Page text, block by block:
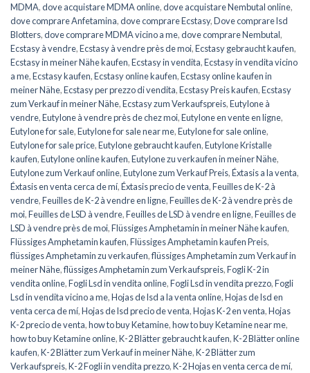
MDMA,dove acquistare MDMA online,dove acquistare Nembutal online,
dove comprare Anfetamina,dove comprare Ecstasy,Dove comprare lsd
Blotters,dove comprare MDMA vicino a me,dove comprare Nembutal,
Ecstasy à vendre,Ecstasy à vendre près de moi,Ecstasy gebraucht kaufen,
Ecstasy in meiner Nähe kaufen,Ecstasy in vendita,Ecstasy in vendita vicino
a me,Ecstasy kaufen,Ecstasy online kaufen,Ecstasy online kaufen in
meiner Nähe,Ecstasy per prezzo di vendita,Ecstasy Preis kaufen,Ecstasy
zum Verkauf in meiner Nähe,Ecstasy zum Verkaufspreis,Eutylone à
vendre,Eutylone à vendre près de chez moi,Eutylone en vente en ligne,
Eutylone for sale,Eutylone for sale near me,Eutylone for sale online,
Eutylone for sale price,Eutylone gebraucht kaufen,Eutylone Kristalle
kaufen,Eutylone online kaufen,Eutylone zu verkaufen in meiner Nähe,
Eutylone zum Verkauf online,Eutylone zum Verkauf Preis,Éxtasis a la venta,
Éxtasis en venta cerca de mí,Éxtasis precio de venta,Feuilles de K-2 à
vendre,Feuilles de K-2 à vendre en ligne,Feuilles de K-2 à vendre près de
moi,Feuilles de LSD à vendre,Feuilles de LSD à vendre en ligne,Feuilles de
LSD à vendre près de moi,Flüssiges Amphetamin in meiner Nähe kaufen,
Flüssiges Amphetamin kaufen,Flüssiges Amphetamin kaufen Preis,
flüssiges Amphetamin zu verkaufen,flüssiges Amphetamin zum Verkauf in
meiner Nähe,flüssiges Amphetamin zum Verkaufspreis,Fogli K-2 in
vendita online,Fogli Lsd in vendita online,Fogli Lsd in vendita prezzo,Fogli
Lsd in vendita vicino a me,Hojas de lsd a la venta online,Hojas de lsd en
venta cerca de mí,Hojas de lsd precio de venta,Hojas K-2 en venta,Hojas
K-2 precio de venta,how to buy Ketamine,how to buy Ketamine near me,
how to buy Ketamine online,K-2 Blätter gebraucht kaufen,K-2 Blätter online
kaufen,K-2 Blätter zum Verkauf in meiner Nähe,K-2 Blätter zum
Verkaufspreis,K-2 Fogli in vendita prezzo,K-2 Hojas en venta cerca de mí,